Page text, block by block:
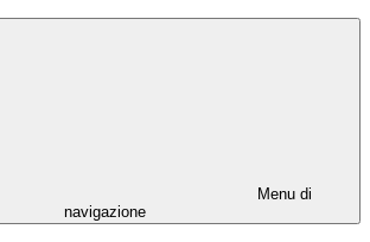
Menu di
navigazione